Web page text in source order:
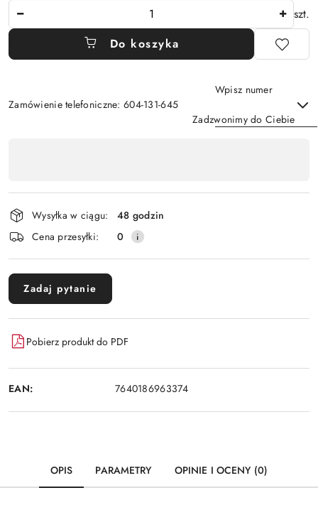
szt.
Do koszyka
Zamówienie telefoniczne: 604-131-645
Wpisz numer
Zadzwonimy do Ciebie
płatność
i
dostawa
Wysyłka w ciągu:
48 godzin
Cena przesyłki:
0
Zadaj pytanie
Pobierz produkt do PDF
EAN: 7640186963374
OPIS PARAMETRY OPINIE I OCENY (0)